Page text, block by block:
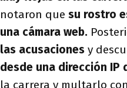
notaron que su rostro
una cámara web.
las acusaciones y
desde una dirección IP
la carrera y multarlo